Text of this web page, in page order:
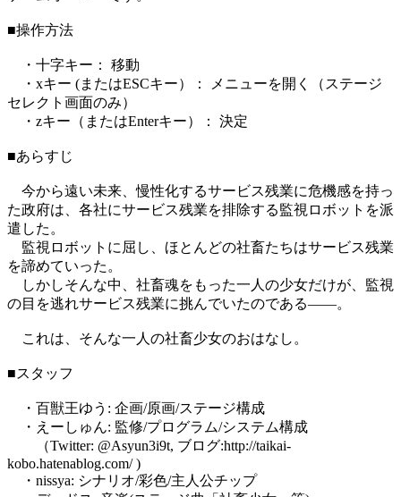
■操作方法
・十字キー： 移動
・xキー (またはESCキー）： メニューを開く（ステージ
セレクト画面のみ）
・zキー（またはEnterキー）： 決定
■あらすじ
今から遠い未来、慢性化するサービス残業に危機感を持っ
た政府は、各社にサービス残業を排除する監視ロボットを派
遣した。
監視ロボットに屈し、ほとんどの社畜たちはサービス残業
を諦めていった。
しかしそんな中、社畜魂をもった一人の少女だけが、監視
の目を逃れサービス残業に挑んでいたのである――。
これは、そんな一人の社畜少女のおはなし。
■スタッフ
・百獣王ゆう: 企画/原画/ステージ構成
・えーしゅん: 監修/プログラム/システム構成
（Twitter: @Asyun3i9t, ブログ:http://taikai-
kobo.hatenablog.com/ )
・nissya: シナリオ/彩色/主人公チップ